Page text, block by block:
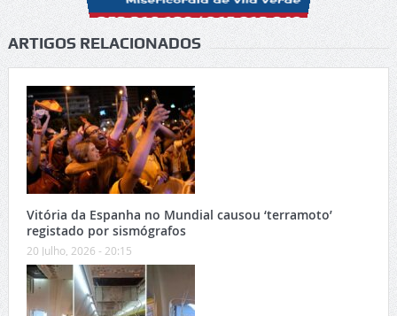
ARTIGOS RELACIONADOS
Vitória da Espanha no Mundial causou ‘terramoto’
registado por sismógrafos
20 Julho, 2026 - 20:15